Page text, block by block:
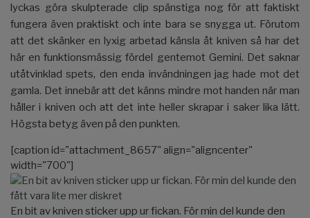
lyckas göra skulpterade clip spänstiga nog för att faktiskt
fungera även praktiskt och inte bara se snygga ut. Förutom
att det skänker en lyxig arbetad känsla åt kniven så har det
här en funktionsmässig fördel gentemot Gemini. Det saknar
utåtvinklad spets, den enda invändningen jag hade mot det
gamla. Det innebär att det känns mindre mot handen när man
håller i kniven och att det inte heller skrapar i saker lika lätt.
Högsta betyg även på den punkten.
[caption id="attachment_8657" align="aligncenter"
width="700"]
En bit av kniven sticker upp ur fickan. För min del kunde den